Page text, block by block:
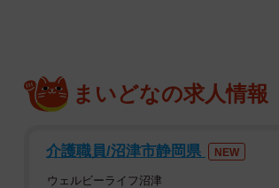
物語は、「梅雨になると思い出す…俺
え、集配部へ戻ってきました。同僚た
んにもらったー」と紫陽花守りという
まいどなの求人情報
介護職員/沼津市静岡県 NEW
ウェルビーライフ沼津